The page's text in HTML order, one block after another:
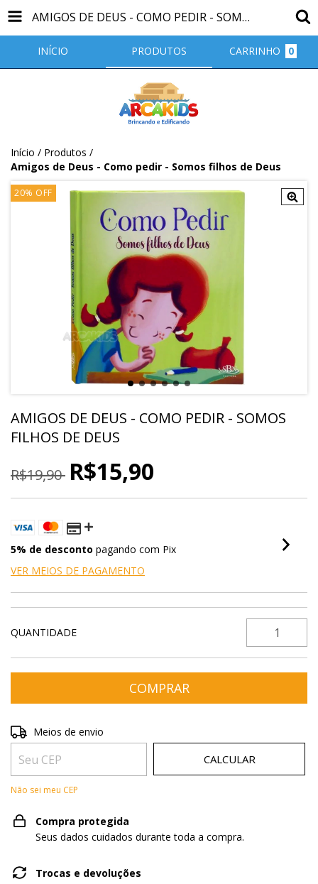
AMIGOS DE DEUS - COMO PEDIR - SOMOS FILHOS DE DEUS
INÍCIO PRODUTOS CARRINHO 0
Início / Produtos /
Amigos de Deus - Como pedir - Somos filhos de Deus
20% OFF
AMIGOS DE DEUS - COMO PEDIR - SOMOS
FILHOS DE DEUS
R$19,90 R$15,90
5% de desconto pagando com Pix
VER MEIOS DE PAGAMENTO
QUANTIDADE
Entregas para o CEP:
Meios de envio
CALCULAR
Não sei meu CEP
Compra protegida
Seus dados cuidados durante toda a compra.
Trocas e devoluções